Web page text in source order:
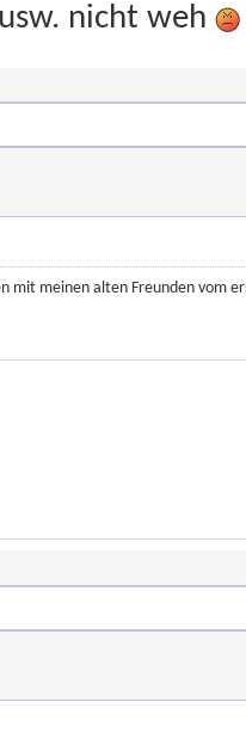
nicht weh
mit meinen alten Freunden vom